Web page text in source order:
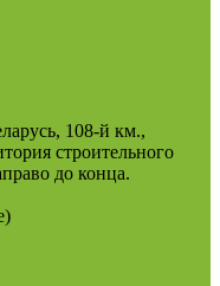
108-й км.,
строительного
до конца.